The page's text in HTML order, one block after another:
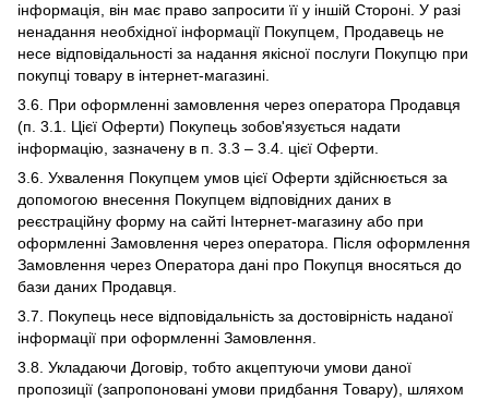
інформація, він має право запросити її у іншій Стороні. У разі
ненадання необхідної інформації Покупцем, Продавець не
несе відповідальності за надання якісної послуги Покупцю при
покупці товару в інтернет-магазині.
3.6. При оформленні замовлення через оператора Продавця
(п. 3.1. Цієї Оферти) Покупець зобов'язується надати
інформацію, зазначену в п. 3.3 – 3.4. цієї Оферти.
3.6. Ухвалення Покупцем умов цієї Оферти здійснюється за
допомогою внесення Покупцем відповідних даних в
реєстраційну форму на сайті Інтернет-магазину або при
оформленні Замовлення через оператора. Після оформлення
Замовлення через Оператора дані про Покупця вносяться до
бази даних Продавця.
3.7. Покупець несе відповідальність за достовірність наданої
інформації при оформленні Замовлення.
3.8. Укладаючи Договір, тобто акцептуючи умови даної
пропозиції (запропоновані умови придбання Товару), шляхом